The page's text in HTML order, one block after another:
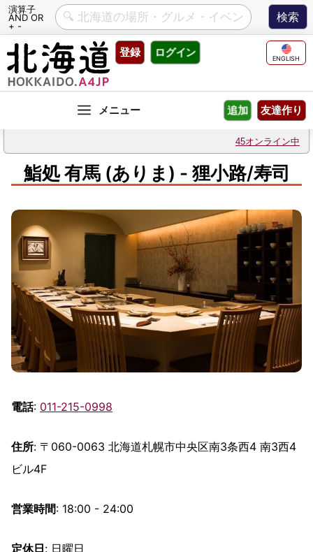
演算子
AND OR
+ -
Skip
content
登録 ログイン ENGLISH
友達作り
追加
45オンライン中
鮨処 有馬 (ありま) - 狸小路/寿司
電話: 011-215-0998
住所: 〒060-0063 北海道札幌市中央区南3条西4 南3西4
ビル4F
営業時間: 18:00 - 24:00
定休日: 日曜日